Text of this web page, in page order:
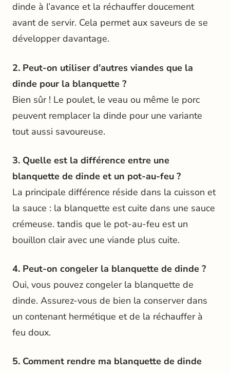
dinde à l’avance et la réchauffer doucement
avant de servir. Cela permet aux saveurs de se
développer davantage.
2. Peut-on utiliser d’autres viandes que la
dinde pour la blanquette ?
Bien sûr ! Le poulet, le veau ou même le porc
peuvent remplacer la dinde pour une variante
tout aussi savoureuse.
3. Quelle est la différence entre une
blanquette de dinde et un pot-au-feu ?
La principale différence réside dans la cuisson et
la sauce : la blanquette est cuite dans une sauce
crémeuse. tandis que le pot-au-feu est un
bouillon clair avec une viande plus cuite.
4. Peut-on congeler la blanquette de dinde ?
Oui, vous pouvez congeler la blanquette de
dinde. Assurez-vous de bien la conserver dans
un contenant hermétique et de la réchauffer à
feu doux.
5. Comment rendre ma blanquette de dinde